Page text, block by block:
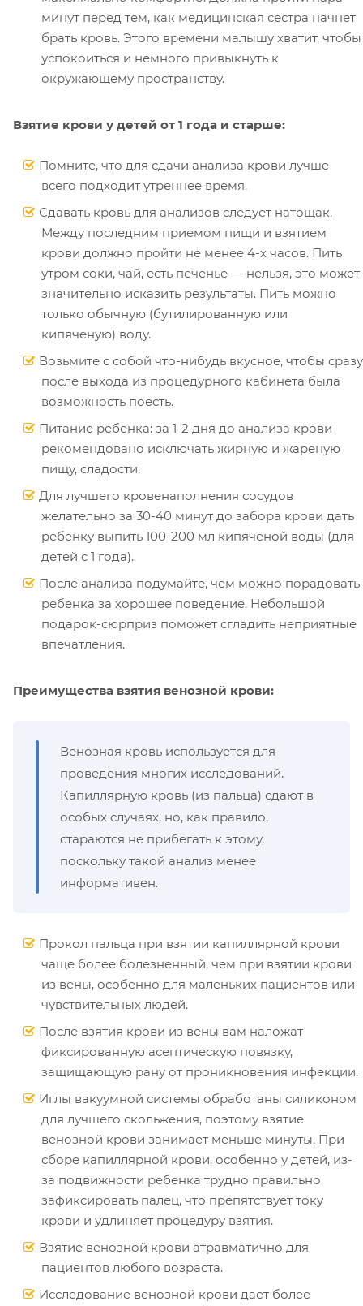
минут перед тем, как медицинская сестра начнет
брать кровь. Этого времени малышу хватит, чтобы
успокоиться и немного привыкнуть к
окружающему пространству.
Взятие крови у детей от 1 года и старше:
Помните, что для сдачи анализа крови лучше
всего подходит утреннее время.
Сдавать кровь для анализов следует натощак.
Между последним приемом пищи и взятием
крови должно пройти не менее 4-х часов. Пить
утром соки, чай, есть печенье — нельзя, это может
значительно исказить результаты. Пить можно
только обычную (бутилированную или
кипяченую) воду.
Возьмите с собой что-нибудь вкусное, чтобы сразу
после выхода из процедурного кабинета была
возможность поесть.
Питание ребенка: за 1-2 дня до анализа крови
рекомендовано исключать жирную и жареную
пищу, сладости.
Для лучшего кровенаполнения сосудов
желательно за 30-40 минут до забора крови дать
ребенку выпить 100-200 мл кипяченой воды (для
детей с 1 года).
После анализа подумайте, чем можно порадовать
ребенка за хорошее поведение. Небольшой
подарок-сюрприз поможет сгладить неприятные
впечатления.
Преимущества взятия венозной крови:
Венозная кровь используется для
проведения многих исследований.
Капиллярную кровь (из пальца) сдают в
особых случаях, но, как правило,
стараются не прибегать к этому,
поскольку такой анализ менее
информативен.
Прокол пальца при взятии капиллярной крови
чаще более болезненный, чем при взятии крови
из вены, особенно для маленьких пациентов или
чувствительных людей.
После взятия крови из вены вам наложат
фиксированную асептическую повязку,
защищающую рану от проникновения инфекции.
Иглы вакуумной системы обработаны силиконом
для лучшего скольжения, поэтому взятие
венозной крови занимает меньше минуты. При
сборе капиллярной крови, особенно у детей, из-
за подвижности ребенка трудно правильно
зафиксировать палец, что препятствует току
крови и удлиняет процедуру взятия.
Взятие венозной крови атравматично для
пациентов любого возраста.
Исследование венозной крови дает более